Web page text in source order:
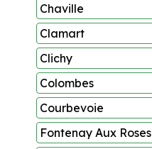
Chaville
Clamart
Clichy
Colombes
Courbevoie
Fontenay Aux Roses